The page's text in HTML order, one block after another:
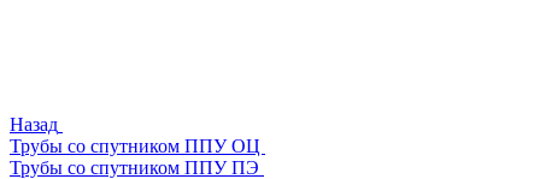
Назад
Трубы со спутником ППУ ОЦ
Трубы со спутником ППУ ПЭ